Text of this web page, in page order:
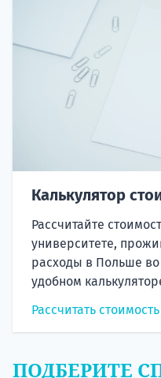
Калькулятор
Рассчитайте
университете,
расходы в Польше
удобном
Рассчитать стоимость
ПОДБЕРИТЕ